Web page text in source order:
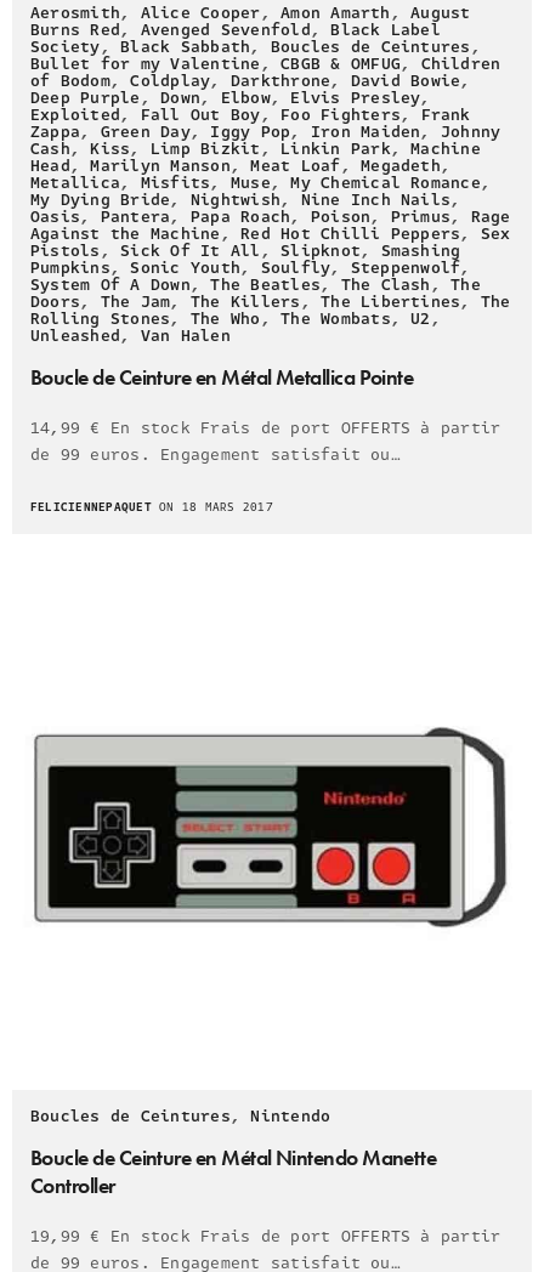
Aerosmith, Alice Cooper,Amon Amarth,August
Burns Red, Avenged Sevenfold,Black Label
Society,Black Sabbath, Boucles de Ceintures,
Bullet for my Valentine,CBGB & OMFUG, Children
of Bodom,Coldplay, Darkthrone, David Bowie,
Deep Purple,Down, Elbow, Elvis Presley,
Exploited, Fall Out Boy, Foo Fighters, Frank
Zappa, Green Day, Iggy Pop, Iron Maiden, Johnny
Cash,Kiss, Limp Bizkit, Linkin Park,Machine
Head,Marilyn Manson,Meat Loaf,Megadeth,
Metallica, Misfits, Muse,My Chemical Romance,
My Dying Bride, Nightwish, Nine Inch Nails,
Oasis, Pantera, Papa Roach, Poison, Primus, Rage
Against the Machine,Red Hot Chilli Peppers, Sex
Pistols,Sick Of It All,Slipknot, Smashing
Pumpkins,Sonic Youth, Soulfly, Steppenwolf,
System Of A Down,The Beatles, The Clash,The
Doors, The Jam, The Killers,The Libertines, The
Rolling Stones, The Who,The Wombats,U2,
Unleashed, Van Halen
Boucle de Ceinture en Métal Metallica Pointe
14,99 € En stock Frais de port OFFERTS à partir
de 99 euros. Engagement satisfait ou…
FELICIENNEPAQUETON 18 MARS 2017
Boucles de Ceintures,Nintendo
Boucle de Ceinture en Métal Nintendo Manette
Controller
19,99 € En stock Frais de port OFFERTS à partir
de 99 euros. Engagement satisfait ou…